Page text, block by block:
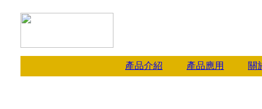
產品介紹 產品應用 關